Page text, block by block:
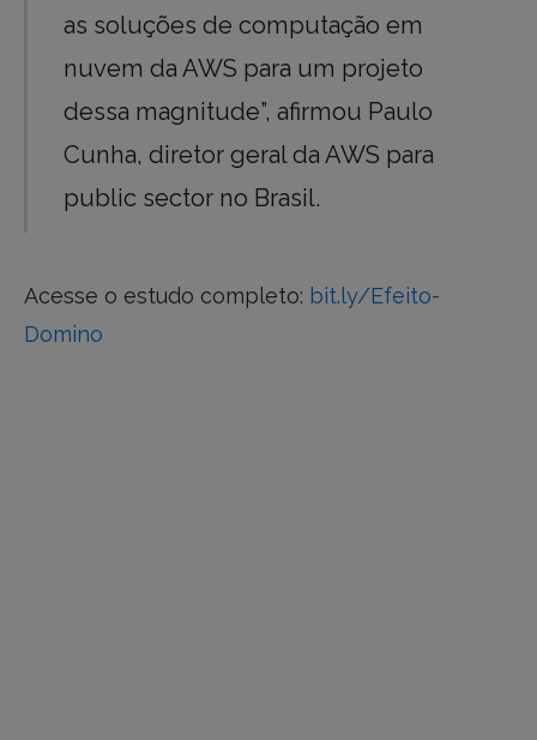
as soluções de computação em
nuvem da AWS para um projeto
dessa magnitude”, afirmou Paulo
Cunha, diretor geral da AWS para
public sector no Brasil.
Acesse o estudo completo: bit.ly/Efeito-
Domino